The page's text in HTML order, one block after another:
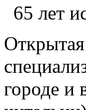
65 лет
Открытая
городе и